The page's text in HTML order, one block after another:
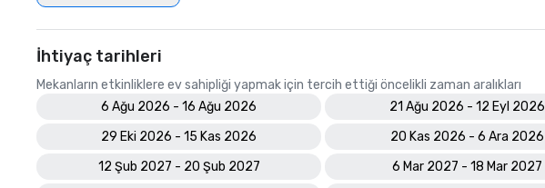
İhtiyaç tarihleri
Mekanların etkinliklere ev sahipliği yapmak için tercih ettiği öncelikli zaman aralıkları
6 Ağu 2026 - 16 Ağu 2026
21 Ağu 2026 - 12 Eyl 2026
29 Eki 2026 - 15 Kas 2026
20 Kas 2026 - 6 Ara 2026
12 Şub 2027 - 20 Şub 2027
6 Mar 2027 - 18 Mar 2027